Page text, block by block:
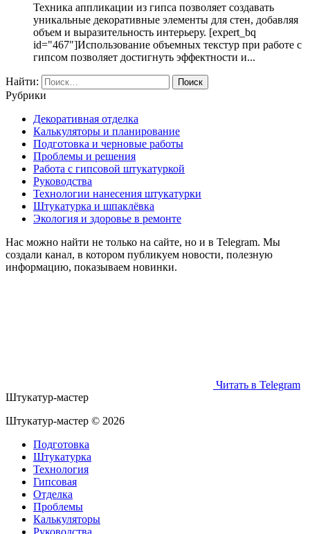
Техника аппликации из гипса позволяет создавать
уникальные декоративные элементы для стен, добавляя
объем и выразительность интерьеру. [expert_bq
id="467"]Использование объемных текстур при работе с
гипсом позволяет достигнуть эффектности и...
Найти:
Рубрики
Декоративная отделка
Калькуляторы и планирование
Подготовка и черновые работы
Проблемы и решения
Работа с гипсовой штукатуркой
Руководства
Технологии нанесения штукатурки
Штукатурка и шпаклёвка
Экология и здоровье в ремонте
Нас можно найти не только на сайте, но и в Telegram. Мы
создали канал, в котором публикуем новости, полезную
информацию, показываем новинки.
Читать в Telegram
Штукатур-мастер
Штукатур-мастер © 2026
Подготовка
Штукатурка
Технология
Гипсовая
Отделка
Проблемы
Калькуляторы
Руководства